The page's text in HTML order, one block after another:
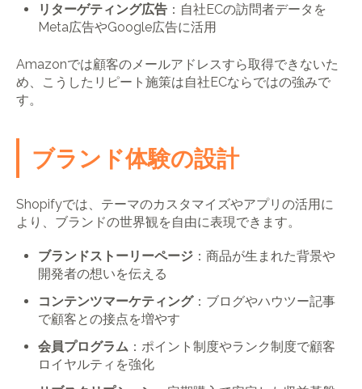
リターゲティング広告 ：自社ECの訪問者データを
Meta広告やGoogle広告に活用
Amazonでは顧客のメールアドレスすら取得できないた
め、こうしたリピート施策は自社ECならではの強みで
す。
ブランド体験の設計
Shopifyでは、テーマのカスタマイズやアプリの活用に
より、ブランドの世界観を自由に表現できます。
ブランドストーリーページ ：商品が生まれた背景や
開発者の想いを伝える
コンテンツマーケティング：ブログやハウツー記事
で顧客との接点を増やす
会員プログラム ：ポイント制度やランク制度で顧客
ロイヤルティを強化